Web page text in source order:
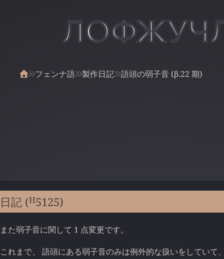
フェンナ語 製作日記 語頭の弱子音 (β.22 期)
日記 (H5125)
また弱子音に関して 1 点変更です。
これまで、 語頭にある弱子音のみは例外的な扱いをしていて